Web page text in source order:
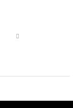
Next